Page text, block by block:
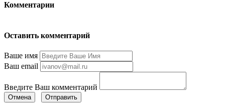
Комментарии
Оставить комментарий
Ваше имя
Ваш email
Введите Ваш комментарий
Отмена Отправить